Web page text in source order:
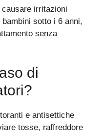
causare irritazioni
sotto i 6 anni,
senza
di
e antisettiche
tosse, raffreddore